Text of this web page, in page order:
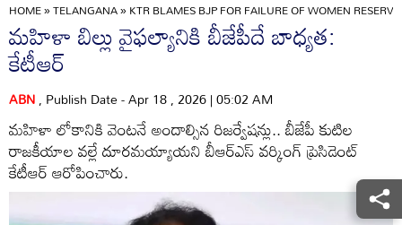
HOME»TELANGANA»KTR BLAMES BJP FOR FAILURE OF WOMEN
మహిళా బిల్లు వైఫల్యానికి బీజేపీదే బాధ్యత:
కేటీఆర్‌
ABN, Publish Date - Apr 18 , 2026 | 05:02 AM
మహిళా లోకానికి వెంటనే అందాల్సిన రిజర్వేషన్లు.. బీజేపీ కుటిల
రాజకీయాల వల్లే దూరమయ్యాయని బీఆర్‌ఎస్‌ వర్కింగ్‌ ప్రెసిడెంట్‌
కేటీఆర్‌ ఆరోపించారు.